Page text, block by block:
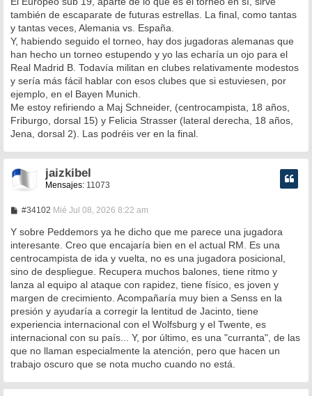
a
j
e
también de escaparate de futuras estrellas. La final, como tantas
y tantas veces, Alemania vs. España.
Y, habiendo seguido el torneo, hay dos jugadoras alemanas que
han hecho un torneo estupendo y yo las echaría un ojo para el
Real Madrid B. Todavía militan en clubes relativamente modestos
y sería más fácil hablar con esos clubes que si estuviesen, por
ejemplo, en el Bayen Munich.
Me estoy refiriendo a Maj Schneider, (centrocampista, 18 años,
Friburgo, dorsal 15) y Felicia Strasser (lateral derecha, 18 años,
Jena, dorsal 2). Las podréis ver en la final.
jaizkibel
Mensajes: 11073
#34102M
n
a
j
e
Mié Jul 08, 2026 8:22 am
Y sobre Peddemors ya he dicho que me parece una jugadora
interesante. Creo que encajaría bien en el actual RM. Es una
centrocampista de ida y vuelta, no es una jugadora posicional,
sino de despliegue. Recupera muchos balones, tiene ritmo y
lanza al equipo al ataque con rapidez, tiene físico, es joven y
margen de crecimiento. Acompañaría muy bien a Senss en la
presión y ayudaría a corregir la lentitud de Jacinto, tiene
experiencia internacional con el Wolfsburg y el Twente, es
internacional con su país... Y, por último, es una "curranta", de las
que no llaman especialmente la atención, pero que hacen un
trabajo oscuro que se nota mucho cuando no está.